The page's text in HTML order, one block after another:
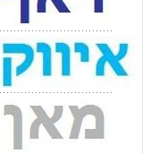
מידע נוסף
פנס ראשי מרצ אקטרוס MP
0 ₪
מידע נוסף